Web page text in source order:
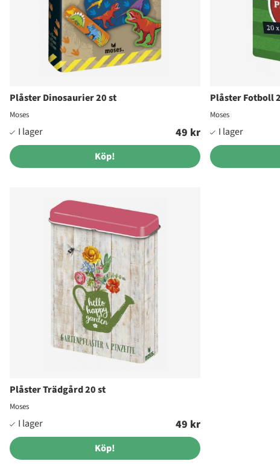
Plåster Dinosaurier 20 st
Moses
49 kr
Köp!
Plåster Fotboll
Moses
Plåster Trädgård 20 st
Moses
49 kr
Köp!